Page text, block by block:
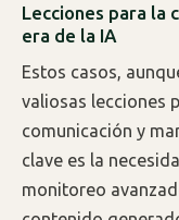
Lecciones para la
era de la IA
Estos casos,
valiosas lecciones
comunicación y
clave es la
monitoreo